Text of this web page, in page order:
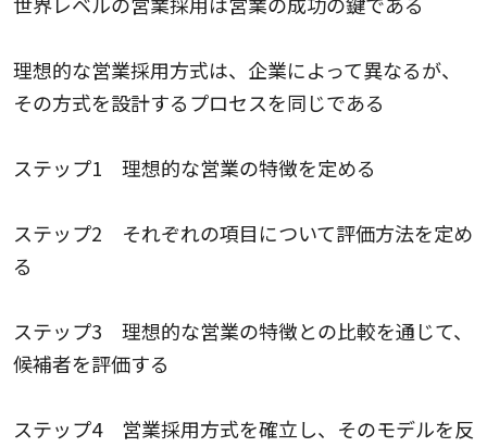
理想的な営業採用方式は、企業によって異なるが、
その方式を設計するプロセスを同じである
ステップ1 理想的な営業の特徴を定める
ステップ2 それぞれの項目について評価方法を定め
る
ステップ3 理想的な営業の特徴との比較を通じて、
候補者を評価する
ステップ4 営業採用方式を確立し、そのモデルを反